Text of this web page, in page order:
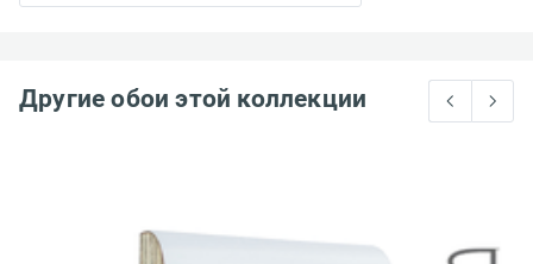
Другие обои этой коллекции